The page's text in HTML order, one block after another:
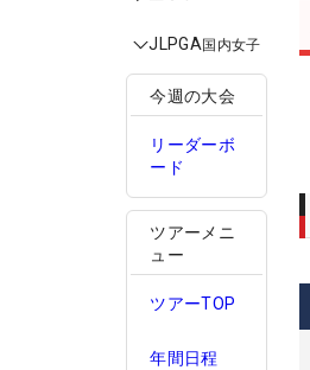
JLPGA国内女子
今週の大会
リーダーボ
ード
ツアーメニ
ュー
ツアーTOP
年間日程